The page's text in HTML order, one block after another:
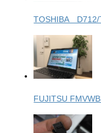
TOSHIBA D712/
FUJITSU